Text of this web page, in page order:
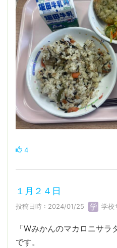
4
１月２４日
投稿日時 : 2024/01/25 学校
「Wみかんのマカロニサ
です。